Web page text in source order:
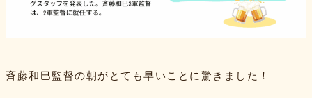
斉藤和巳監督の朝がとても早いことに驚きました！